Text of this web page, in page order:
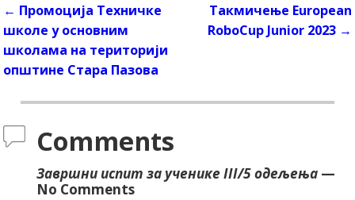
Post navigation
← Промоција Техничке
школе у основним
школама на територији
општине Стара Пазова
Такмичење European
RoboCup Junior 2023 →
Comments
Завршни испит за ученике III/5 одељења —
No Comments